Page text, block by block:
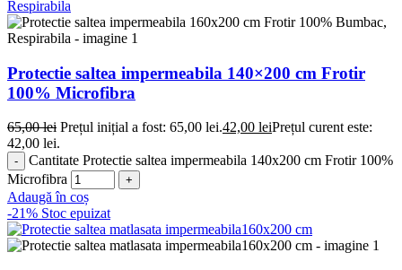
Protectie saltea impermeabila 140×200 cm Frotir
100% Microfibra
65,00lei Prețul inițial a fost: 65,00 lei.42,00 leiPrețul curent este:
42,00 lei.
Cantitate Protectie saltea impermeabila 140x200 cm Frotir 100%
Microfibra
Adaugă în coș
-21% Stoc epuizat